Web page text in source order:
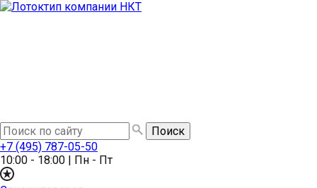
+7 (495) 787-05-50
10:00 - 18:00 | Пн - Пт